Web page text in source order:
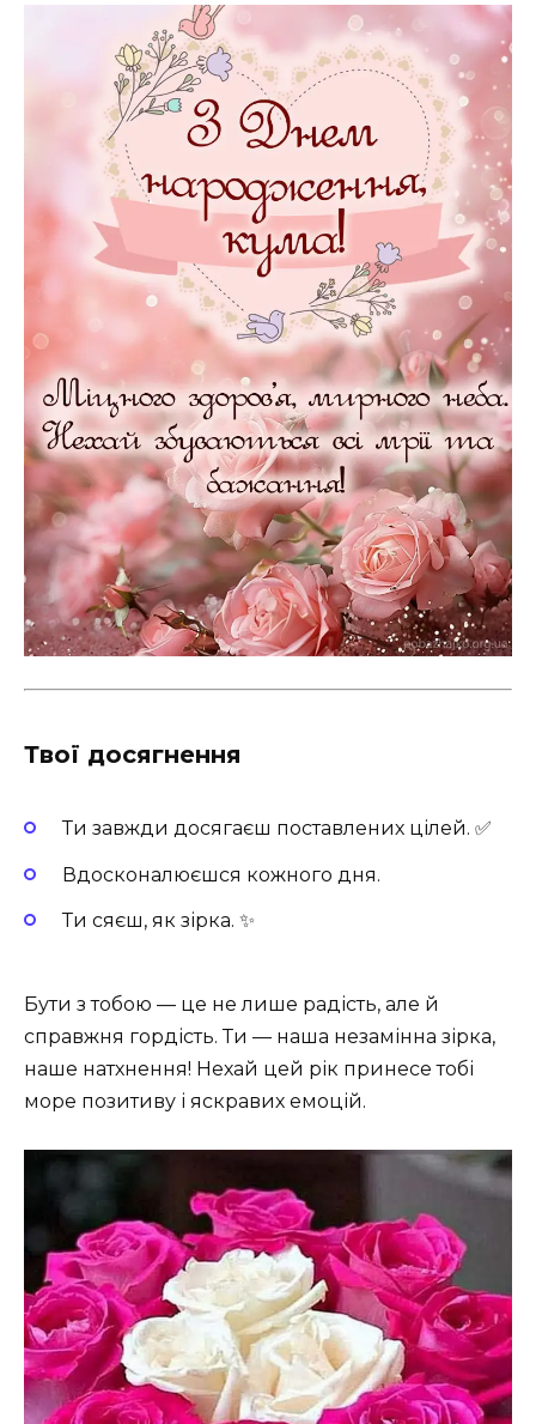
Твої досягнення
Ти завжди досягаєш поставлених цілей. ✅
Вдосконалюєшся кожного дня.
Ти сяєш, як зірка. ✨
Бути з тобою — це не лише радість, але й
справжня гордість. Ти — наша незамінна зірка,
наше натхнення! Нехай цей рік принесе тобі
море позитиву і яскравих емоцій.